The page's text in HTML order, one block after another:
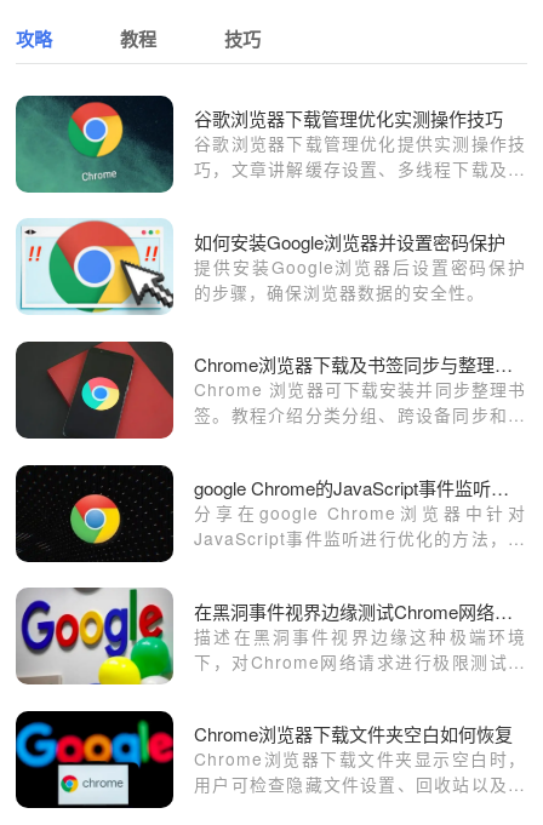
攻略 教程 技巧
谷歌浏览器下载管理优化实测操作技巧
谷歌浏览器下载管理优化提供实测操作技
巧，文章讲解缓存设置、多线程下载及速
如何安装Google浏览器并设置密码保护
提供安装Google浏览器后设置密码保护
的步骤，确保浏览器数据的安全性。
Chrome浏览器下载及书签同步与整理操作经验
Chrome 浏览器可下载安装并同步整理书
签。教程介绍分类分组、跨设备同步和整
google Chrome的JavaScript事件监听优化方法
分享在google Chrome浏览器中针对
JavaScript事件监听进行优化的方法，提
在黑洞事件视界边缘测试Chrome网络请求的极限
描述在黑洞事件视界边缘这种极端环境
下，对Chrome网络请求进行极限测试，
Chrome浏览器下载文件夹空白如何恢复
Chrome浏览器下载文件夹显示空白时，
用户可检查隐藏文件设置、回收站以及使